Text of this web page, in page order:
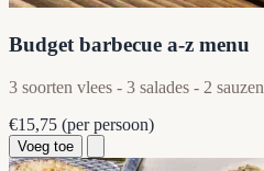
Budget barbecue a-z menu
3 soorten vlees - 3 salades - 2 sauzen
€15,75 (per persoon)
Voeg toe